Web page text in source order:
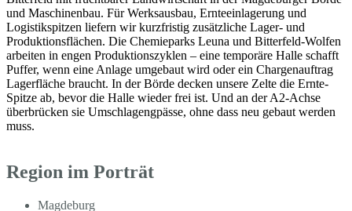
und Maschinenbau. Für Werksausbau, Ernteeinlagerung und
Logistikspitzen liefern wir kurzfristig zusätzliche Lager- und
Produktionsflächen. Die Chemieparks Leuna und Bitterfeld-Wolfen
arbeiten in engen Produktionszyklen – eine temporäre Halle schafft
Puffer, wenn eine Anlage umgebaut wird oder ein Chargenauftrag
Lagerfläche braucht. In der Börde decken unsere Zelte die Ernte-
Spitze ab, bevor die Halle wieder frei ist. Und an der A2-Achse
überbrücken sie Umschlagengpässe, ohne dass neu gebaut werden
muss.
Region im Porträt
Magdeburg